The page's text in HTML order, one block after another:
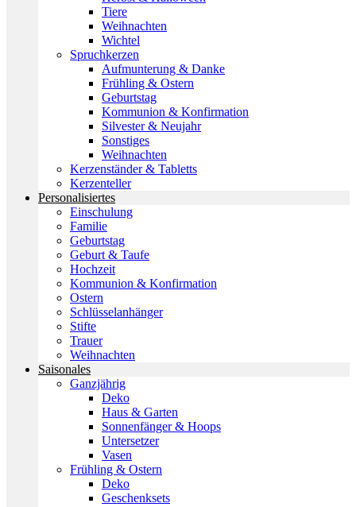
Tiere
Weihnachten
Wichtel
Spruchkerzen
Aufmunterung & Danke
Frühling & Ostern
Geburtstag
Kommunion & Konfirmation
Silvester & Neujahr
Sonstiges
Weihnachten
Kerzenständer & Tabletts
Kerzenteller
Personalisiertes
Einschulung
Familie
Geburtstag
Geburt & Taufe
Hochzeit
Kommunion & Konfirmation
Ostern
Schlüsselanhänger
Stifte
Trauer
Weihnachten
Saisonales
Ganzjährig
Deko
Haus & Garten
Sonnenfänger & Hoops
Untersetzer
Vasen
Frühling & Ostern
Deko
Geschenksets